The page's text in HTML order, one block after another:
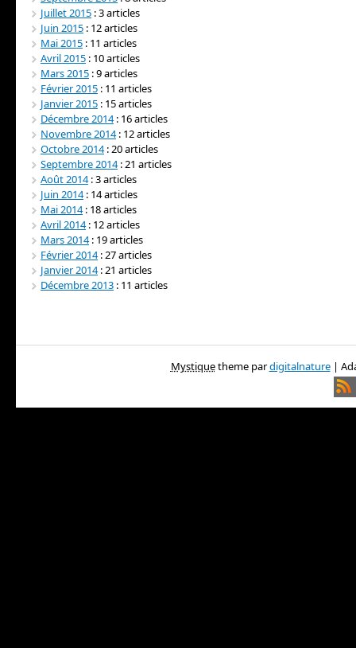
Juillet 2015 : 3 articles
Juin 2015 : 12 articles
Mai 2015 : 11 articles
Avril 2015 : 10 articles
Mars 2015 : 9 articles
Février 2015 : 11 articles
Janvier 2015 : 15 articles
Décembre 2014: 16 articles
Novembre 2014: 12 articles
Octobre 2014: 20 articles
Septembre 2014: 21 articles
Août 2014: 3 articles
Juin 2014: 14 articles
Mai 2014: 18 articles
Avril 2014: 12 articles
Mars 2014: 19 articles
Février 2014: 27 articles
Janvier 2014: 21 articles
Décembre 2013 : 11 articles
Mystiquetheme pardigitalnature|